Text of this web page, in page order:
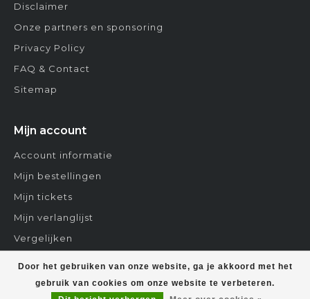
Door het gebruiken van onze website, ga je akkoord met het
gebruik van cookies om onze website te verbeteren.
Disclaimer
Onze partners en sponsoring
Privacy Policy
FAQ & Contact
Sitemap
Mijn account
Account informatie
Mijn bestellingen
Mijn tickets
Mijn verlanglijst
Vergelijken